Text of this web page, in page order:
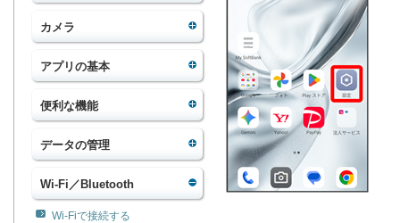
カメラ
アプリの基本
便利な機能
データの管理
Wi-Fi／Bluetooth
Wi-Fiで接続する